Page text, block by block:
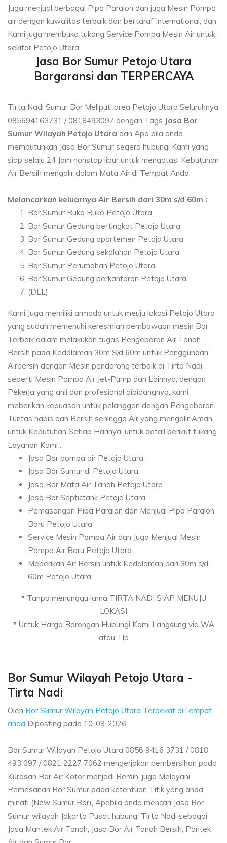
Juga menjual berbagai Pipa Paralon dan juga Mesin Pompa
air dengan kuwalitas terbaik dan bertaraf International, dan
Kami juga membuka tukang Service Pompa Mesin Air untuk
sekitar Petojo Utara.
Jasa Bor Sumur Petojo Utara
Bargaransi dan TERPERCAYA
Tirta Nadi Sumur Bor Meliputi area Petojo Utara Seluruhnya
085694163731 / 0818493097 dengan Tags Jasa Bor
Sumur Wilayah Petojo Utara dan Apa bila anda
membutuhkan Jasa Bor Sumur segera hubungi Kami yang
siap selalu 24 Jam nonstop libur untuk mengatasi Kebutuhan
Air Bersih mengalir dalam Mata Air di Tempat Anda.
Melancarkan keluarnya Air Bersih dari 30m s/d 60m :
Bor Sumur Ruko Ruko Petojo Utara
Bor Sumur Gedung bertingkat Petojo Utara
Bor Sumur Gedung apartemen Petojo Utara
Bor Sumur Gedung sekolahan Petojo Utara
Bor Sumur Perumahan Petojo Utara
Bor Sumur Gedung perkantoran Petojo Utara
(DLL)
Kami Juga memiliki armada untuk meuju lokasi Petojo Utara
yang sudah memenuhi keresmian pembawaan mesin Bor
Terbaik dalam melakukan tugas Pengeboran Air Tanah
Bersih pada Kedalaman 30m S/d 60m untuk Penggunaan
Airbersih dengan Mesin pendorong terbaik di Tirta Nadi
seperti Mesin Pompa Air Jet-Pump dan Lainnya, dengan
Pekerja yang ahli dan profesional dibidangnya, kami
meberikan kepuasan untuk pelanggan dengan Pengeboran
Tuntas habis dan Bersih sehingga Air yang mengalir Aman
untuk Kebutuhan Setiap Harinya, untuk detail berikut tukang
Layanan Kami :
Jasa Bor pompa air Petojo Utara
Jasa Bor Sumur di Petojo Utara
Jasa Bor Mata Air Tanah Petojo Utara
Jasa Bor Septictank Petojo Utara
Pemasangan Pipa Paralon dan Menjual Pipa Paralon
Baru Petojo Utara
Service Mesin Pompa Air dan Juga Menjual Mesin
Pompa Air Baru Petojo Utara
Meberikan Air Bersih untuk Kedalaman dari 30m s/d
60m Petojo Utara
*Tanpa menunggu lama TIRTA NADI SIAP MENUJU
LOKASI
*Untuk Harga Borongan Hubungi Kami Langsung via WA
atau Tlp
Bor Sumur Wilayah Petojo Utara -
Tirta Nadi
Oleh Bor Sumur Wilayah Petojo Utara Terdekat diTempat
anda Diposting pada 10-08-2026
Bor Sumur Wilayah Petojo Utara 0856 9416 3731 / 0818
493 097 / 0821 2227 7062 mengerjakan pembersihan pada
Kurasan Bor Air Kotor menjadi Bersih, juga Melayani
Pemesanan Bor Sumur pada ketentuan Titik yang anda
minati (New Sumur Bor), Apabila anda mencari Jasa Bor
Sumur wilayah Jakarta Pusat hubungi Tirta Nadi sebagai
Jasa Mantek Air Tanah, Jasa Bor Air Tanah Bersih, Pantek